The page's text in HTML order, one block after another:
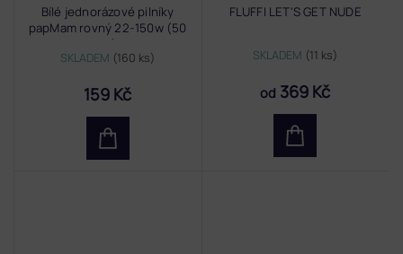
Bílé jednorázové pilníky
papMam rovný 22-150w (50
ks)
SKLADEM (160 ks)
159 Kč
FLUFFI LET'S GET NUDE
SKLADEM (11 ks)
od 369 Kč